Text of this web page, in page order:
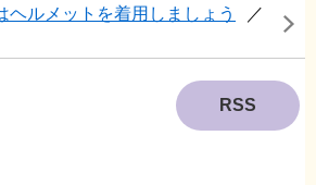
ヘルメットを着用しましょう
RSS